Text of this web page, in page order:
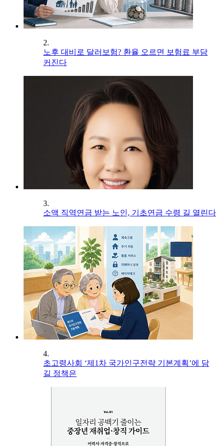
2.
노후 대비로 달러보험? 환율 오르면 보험료 부담
커진다
3.
소액 직역연금 받는 노인, 기초연금 수령 길 열린다
4.
초고령사회 ‘제1차 국가인구전략 기본계획’에 담
길 정책은